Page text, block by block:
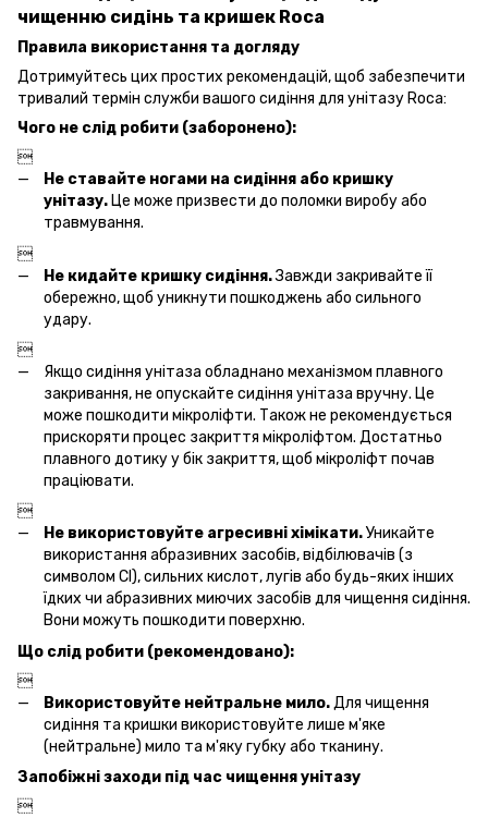
чищенню сидінь та кришек Roca
Правила використання та догляду
Дотримуйтесь цих простих рекомендацій, щоб забезпечити
тривалий термін служби вашого сидіння для унітазу Roca:
Чого не слід робити (заборонено):

Не ставайте ногами на сидіння або кришку
унітазу. Це може призвести до поломки виробу або
травмування.

Не кидайте кришку сидіння.Завжди закривайте її
обережно, щоб уникнути пошкоджень або сильного
удару.

Якщо сидіння унітаза обладнано механізмом плавного
закривання, не опускайте сидіння унітаза вручну. Це
може пошкодити мікроліфти. Також не рекомендується
прискоряти процес закриття мікроліфтом. Достатньо
плавного дотику у бік закриття, щоб мікроліфт почав
праціювати.

Не використовуйте агресивні хімікати.Уникайте
використання абразивних засобів, відбілювачів (з
символом Cl), сильних кислот, лугів або будь-яких інших
їдких чи абразивних миючих засобів для чищення сидіння.
Вони можуть пошкодити поверхню.
Що слід робити (рекомендовано):

Використовуйте нейтральне мило.Для чищення
сидіння та кришки використовуйте лише м'яке
(нейтральне) мило та м'яку губку або тканину.
Запобіжні заходи під час чищення унітазу
